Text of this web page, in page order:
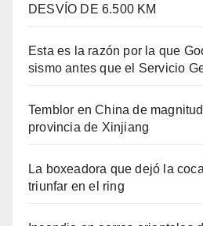
DESVÍO DE 6.500 KM
Esta es la razón por la que
sismo antes que el Servicio
Temblor en China de
provincia de Xinjiang
La boxeadora que dejó la
triunfar en el ring​